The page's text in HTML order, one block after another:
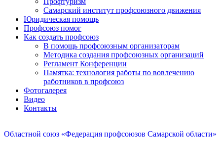
Самарский институт профсоюзного движения
Юридическая помощь
Профсоюз помог
Как создать профсоюз
В помощь профсоюзным организаторам
Методика создания профсоюзных организаций
Регламент Конференции
Памятка: технология работы по вовлечению
работников в профсоюз
Фотогалерея
Видео
Контакты
Областной союз «Федерация профсоюзов Самарской области»